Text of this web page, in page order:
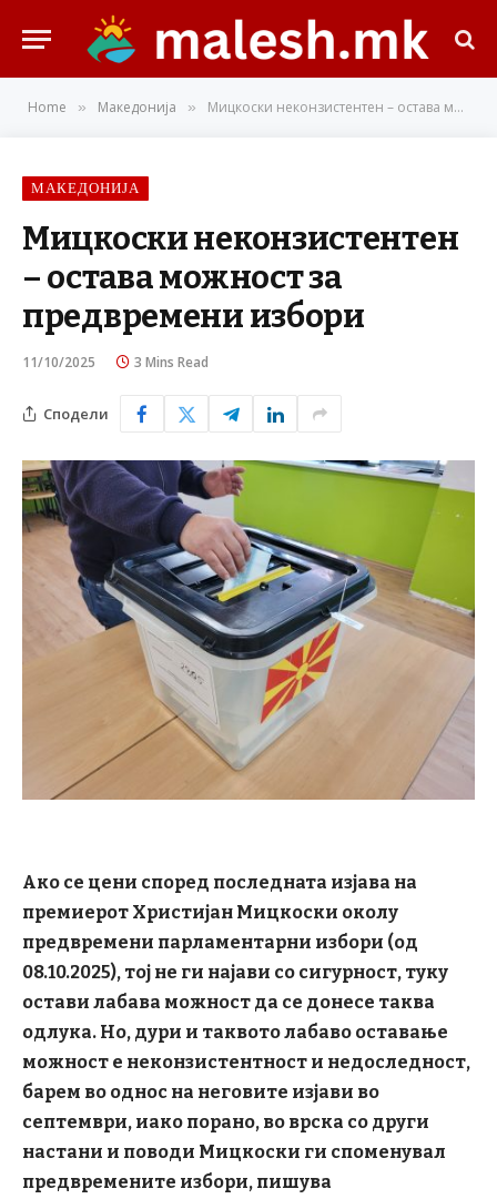
Home » Македонија » Мицкоски неконзистентен – остава можност за предвремени избори
МАКЕДОНИЈА
Мицкоски неконзистентен
– остава можност за
предвремени избори
11/10/2025 3 Mins Read
Сподели
Ако се цени според последната изјава на
премиерот Христијан Мицкоски околу
предвремени парламентарни избори (од
08.10.2025), тој не ги најави со сигурност, туку
остави лабава можност да се донесе таква
одлука. Но, дури и таквото лабаво оставање
можност е неконзистентност и недоследност,
барем во однос на неговите изјави во
септември, иако порано, во врска со други
настани и поводи Мицкоски ги споменувал
предвремените избори, пишува